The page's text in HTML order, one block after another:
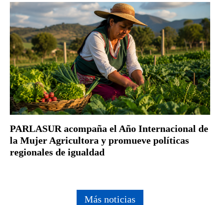
PARLASUR acompaña el Año Internacional de
la Mujer Agricultora y promueve políticas
regionales de igualdad
Más noticias